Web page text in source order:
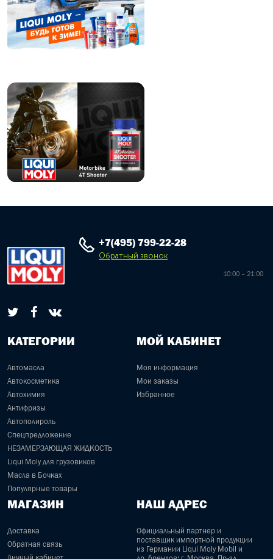
+7(495) 799-22-28
Обратный звонок
10:00 – 21:00
КАТЕГОРИИ
Автомасла
Автокосметика
Автохимия
Антифризы
Автополироль
Спецпредложение
НЕЗАМЕРЗАЮЩАЯ ЖИДКОСТЬ
Liqui Moly для грузовиков
Масла в Бочках
Популярные товары
МОЙ КАБИНЕТ
Моя информация
Мои заказы
Избранное
МАГАЗИН
Доставка
Обратная связь
НАШ АДРЕС
Официальный партнер и
поставщик импортной продукции
из Германии Liqui Moly Mobil и